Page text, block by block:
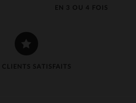
EN 3 OU 4 FOIS
SATISFAITS